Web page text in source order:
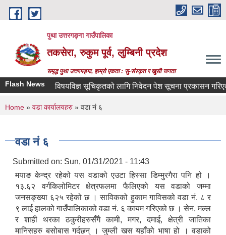
Skip to main content
पुथा उत्तरगङ्गा गाउँपालिका
तकसेरा, रुकुम पूर्व, लुम्बिनी प्रदेश
समृद्ध पुथा उत्तरगङ्गा, हाम्रो एकता : सु-संस्कृत र खुसी जनता
Flash Newsविषयविज्ञ सूचिकृतको लागि निवेदन पेश सूचना प्रकासन गरिएको
You are here
Home » वडा कार्यालयहरु » वडा नं ६
वडा नं ६
Submitted on: Sun, 01/31/2021 - 11:43
मयाङ केन्द्र रहेको यस वडाको एउटा हिस्सा डिम्मुरगैरा पनि हो ।
१३.६२ वर्गकिलोमिटर क्षेत्रफलमा फैलिएको यस वडाको जम्मा
जनसङ्ख्या ६२५ रहेको छ । साविकको हुकाम गाविसको वडा नं. ८ र
९ लाई हालको गाउँपालिकाको वडा नं. ६ कायम गरिएको छ । सेन, मल्ल
र शाही थरका ठकुरीहरुसँगै कामी, मगर, दमाई, क्षेत्री जातिका
मानिसहरु बसोबास गर्दछन् । जुम्ली खस यहाँको भाषा हो । वडाको